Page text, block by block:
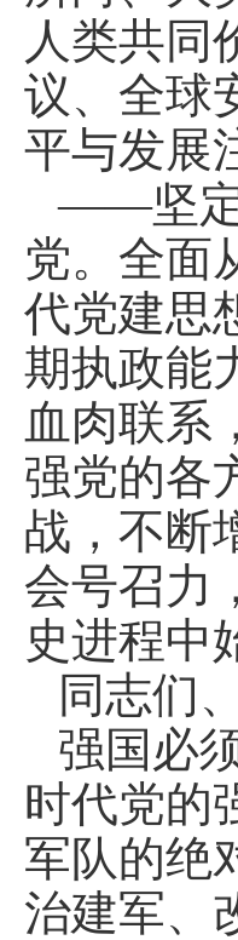
人类共同
议、全球
平与发展
——坚定
党。全面
代党建思
期执政能
血肉联系
强党的各
战，不断
会号召力
史进程中
同志们
强国必
时代党的
军队的绝
治建军、